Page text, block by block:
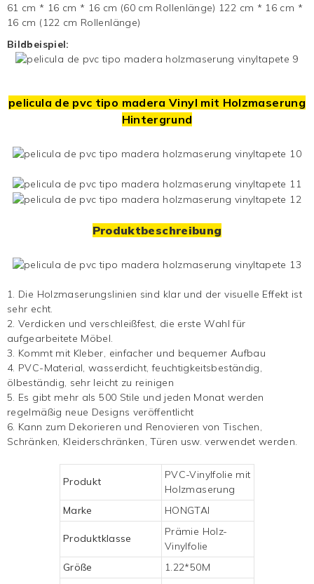
61 cm * 16 cm * 16 cm (60 cm Rollenlänge) 122 cm * 16 cm *
16 cm (122 cm Rollenlänge)
Bildbeispiel:
pelicula de pvc tipo maderaVinyl mit Holzmaserung
Hintergrund
Produktbeschreibung
1. Die Holzmaserungslinien sind klar und der visuelle Effekt ist
sehr echt.
2. Verdicken und verschleißfest, die erste Wahl für
aufgearbeitete Möbel.
3. Kommt mit Kleber, einfacher und bequemer Aufbau
4. PVC-Material, wasserdicht, feuchtigkeitsbeständig,
ölbeständig, sehr leicht zu reinigen
5. Es gibt mehr als 500 Stile und jeden Monat werden
regelmäßig neue Designs veröffentlicht
6. Kann zum Dekorieren und Renovieren von Tischen,
Schränken, Kleiderschränken, Türen usw. verwendet werden.
Produkt
PVC-Vinylfolie mit
Holzmaserung
Marke
HONGTAI
Produktklasse
Prämie Holz-
Vinylfolie
Größe
1.22*50M